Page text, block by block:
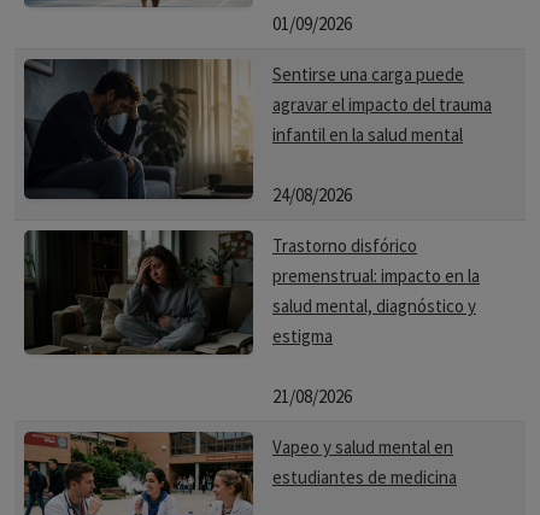
01/09/2026
Sentirse una carga puede
agravar el impacto del trauma
infantil en la salud mental
24/08/2026
Trastorno disfórico
premenstrual: impacto en la
salud mental, diagnóstico y
estigma
21/08/2026
Vapeo y salud mental en
estudiantes de medicina